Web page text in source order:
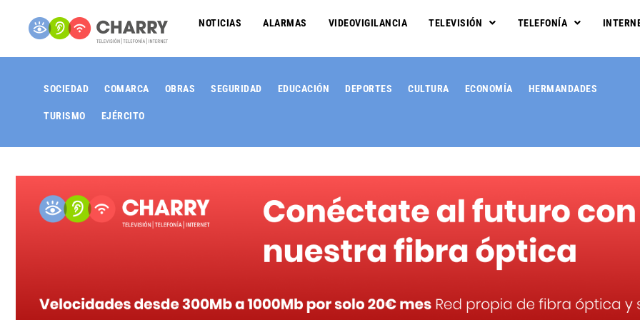
NOTICIAS ALARMAS VIDEOVIGILANCIA TELEVISIÓN TELEFONÍA
SOCIEDAD COMARCA OBRAS SEGURIDAD EDUCACIÓN DEPORTES CULTURA ECONOMÍA HERMANDADES
TURISMO EJÉRCITO